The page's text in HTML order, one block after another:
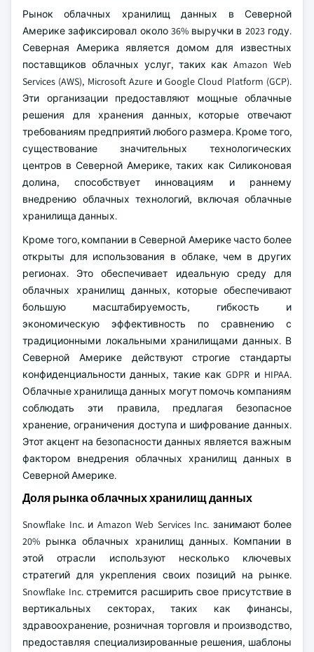
Рынок облачных хранилищ данных в Северной
Америке зафиксировал около 36% выручки в 2023 году.
Северная Америка является домом для известных
поставщиков облачных услуг, таких как Amazon Web
Services (AWS), Microsoft Azure и Google Cloud Platform (GCP).
Эти организации предоставляют мощные облачные
решения для хранения данных, которые отвечают
требованиям предприятий любого размера. Кроме того,
существование значительных технологических
центров в Северной Америке, таких как Силиконовая
долина, способствует инновациям и раннему
внедрению облачных технологий, включая облачные
хранилища данных.
Кроме того, компании в Северной Америке часто более
открыты для использования в облаке, чем в других
регионах. Это обеспечивает идеальную среду для
облачных хранилищ данных, которые обеспечивают
большую масштабируемость, гибкость и
экономическую эффективность по сравнению с
традиционными локальными хранилищами данных. В
Северной Америке действуют строгие стандарты
конфиденциальности данных, такие как GDPR и HIPAA.
Облачные хранилища данных могут помочь компаниям
соблюдать эти правила, предлагая безопасное
хранение, ограничения доступа и шифрование данных.
Этот акцент на безопасности данных является важным
фактором внедрения облачных хранилищ данных в
Северной Америке.
Доля рынка облачных хранилищ данных
Snowflake Inc. и Amazon Web Services Inc. занимают более
20% рынка облачных хранилищ данных. Компании в
этой отрасли используют несколько ключевых
стратегий для укрепления своих позиций на рынке.
Snowflake Inc. стремится расширить свое присутствие в
вертикальных секторах, таких как финансы,
здравоохранение, розничная торговля и производство,
предоставляя специализированные решения, шаблоны